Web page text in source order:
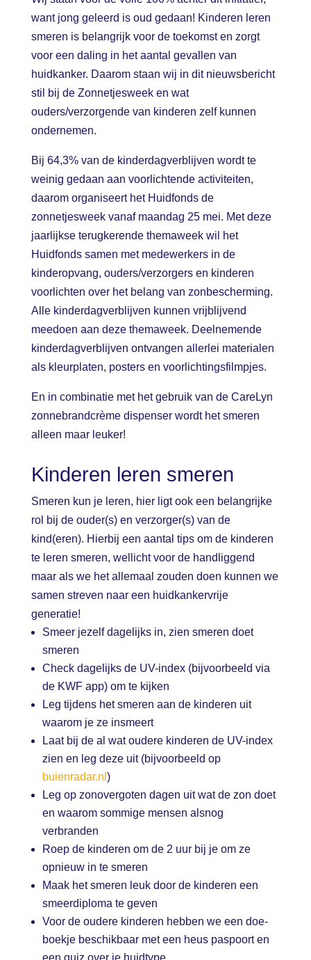
want jong geleerd is oud gedaan! Kinderen leren
smeren is belangrijk voor de toekomst en zorgt
voor een daling in het aantal gevallen van
huidkanker. Daarom staan wij in dit nieuwsbericht
stil bij de Zonnetjesweek en wat
ouders/verzorgende van kinderen zelf kunnen
ondernemen.
Bij 64,3% van de kinderdagverblijven wordt te
weinig gedaan aan voorlichtende activiteiten,
daarom organiseert het Huidfonds de
zonnetjesweek vanaf maandag 25 mei. Met deze
jaarlijkse terugkerende themaweek wil het
Huidfonds samen met medewerkers in de
kinderopvang, ouders/verzorgers en kinderen
voorlichten over het belang van zonbescherming.
Alle kinderdagverblijven kunnen vrijblijvend
meedoen aan deze themaweek. Deelnemende
kinderdagverblijven ontvangen allerlei materialen
als kleurplaten, posters en voorlichtingsfilmpjes.
En in combinatie met het gebruik van de CareLyn
zonnebrandcrème dispenser wordt het smeren
alleen maar leuker!
Kinderen leren smeren
Smeren kun je leren, hier ligt ook een belangrijke
rol bij de ouder(s) en verzorger(s) van de
kind(eren). Hierbij een aantal tips om de kinderen
te leren smeren, wellicht voor de handliggend
maar als we het allemaal zouden doen kunnen we
samen streven naar een huidkankervrije
generatie!
Smeer jezelf dagelijks in, zien smeren doet
smeren
Check dagelijks de UV-index (bijvoorbeeld via
de KWF app) om te kijken
Leg tijdens het smeren aan de kinderen uit
waarom je ze insmeert
Laat bij de al wat oudere kinderen de UV-index
zien en leg deze uit (bijvoorbeeld op
buienradar.nl )
Leg op zonovergoten dagen uit wat de zon doet
en waarom sommige mensen alsnog
verbranden
Roep de kinderen om de 2 uur bij je om ze
opnieuw in te smeren
Maak het smeren leuk door de kinderen een
smeerdiploma te geven
Voor de oudere kinderen hebben we een doe-
boekje beschikbaar met een heus paspoort en